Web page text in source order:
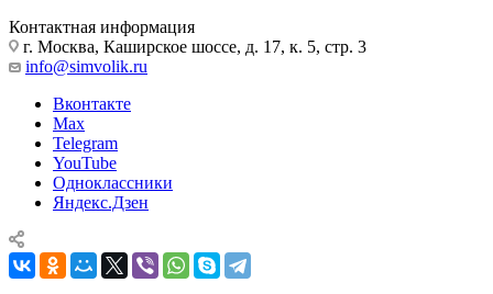
Контактная информация
г. Москва, Каширское шоссе, д. 17, к. 5, стр. 3
info@simvolik.ru
Вконтакте
Max
Telegram
YouTube
Одноклассники
Яндекс.Дзен